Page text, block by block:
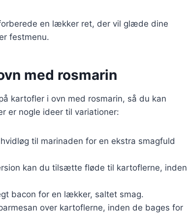
en lækker ret, der vil glæde dine
festmenu.
med rosmarin
kartofler i ovn med rosmarin, så du kan
er nogle ideer til variationer:
til marinaden for en ekstra smagfuld
kan du tilsætte fløde til kartoflerne, inden
bacon for en lækker, saltet smag.
over kartoflerne, inden de bages for